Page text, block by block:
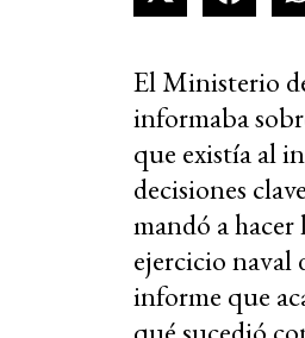
El Ministerio
informaba
que existía al
decisiones
mandó a
ejercicio naval
informe que